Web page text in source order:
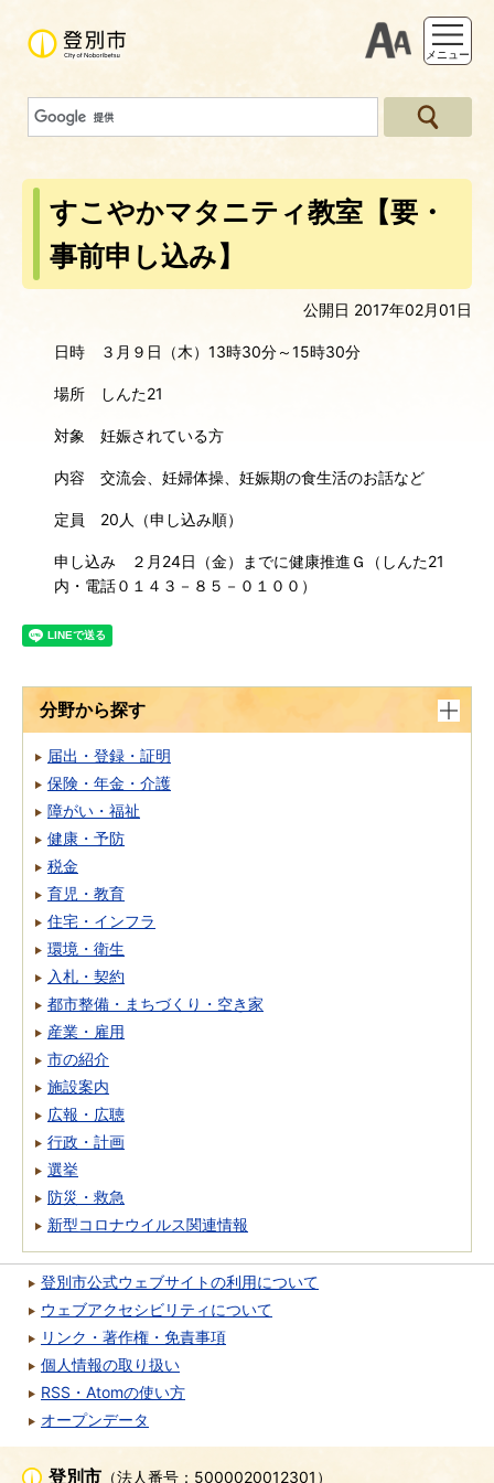
支援ツー
メニュー
すこやかマタニティ教室【要・
事前申し込み】
公開日 2017年02月01日
日時 ３月９日（木）13時30分～15時30分
場所 しんた21
対象 妊娠されている方
内容 交流会、妊婦体操、妊娠期の食生活のお話など
定員 20人（申し込み順）
申し込み ２月24日（金）までに健康推進Ｇ（しんた21
内・電話０１４３－８５－０１００）
分野から探す
届出・登録・証明
保険・年金・介護
障がい・福祉
健康・予防
税金
育児・教育
住宅・インフラ
環境・衛生
入札・契約
都市整備・まちづくり・空き家
産業・雇用
市の紹介
施設案内
広報・広聴
行政・計画
選挙
防災・救急
新型コロナウイルス関連情報
登別市公式ウェブサイトの利用について
ウェブアクセシビリティについて
リンク・著作権・免責事項
個人情報の取り扱い
RSS・Atomの使い方
オープンデータ
登別市 （法人番号：5000020012301）